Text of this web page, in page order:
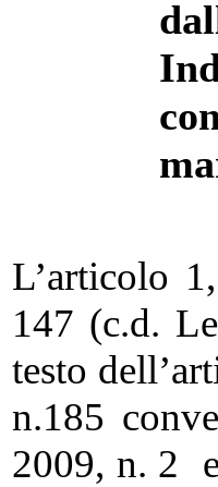
L’articolo
147 (c.d.
testo
n.185
2009, n. 2